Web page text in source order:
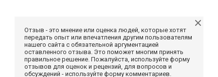
Отзыв - это мнение или оценка людей, которые хотят
передать опыт или впечатления другим пользователям
нашего сайта с обязательной аргументацией
оставленного отзыва. Это поможет многим принять
правильное решение. Пожалуйста, используйте форму
отзывов для оценок и рецензий, для вопросов и
обсуждений - используйте форму комментариев.